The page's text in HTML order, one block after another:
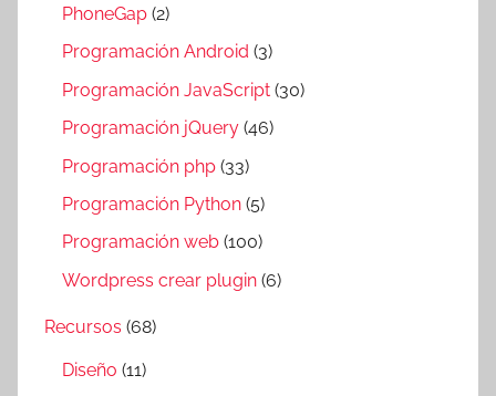
PhoneGap (2)
Programación Android (3)
Programación JavaScript (30)
Programación jQuery (46)
Programación php (33)
Programación Python (5)
Programación web (100)
Wordpress crear plugin (6)
Recursos (68)
Diseño (11)